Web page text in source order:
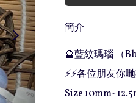
簡介
🔮藍紋瑪瑙 （
⚡️⚡️各位朋友你
Size